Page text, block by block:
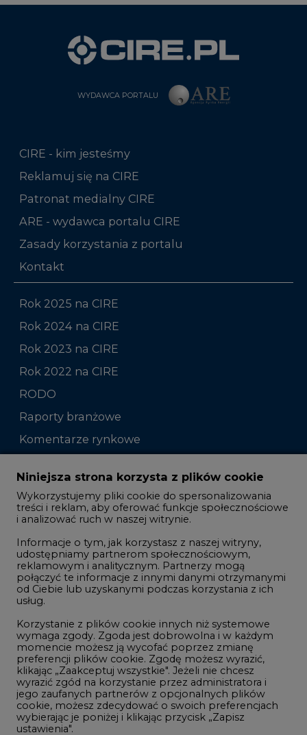
WYDAWCA PORTALU
CIRE - kim jesteśmy
Reklamuj się na CIRE
Patronat medialny CIRE
ARE - wydawca portalu CIRE
Zasady korzystania z portalu
Kontakt
Rok 2025 na CIRE
Rok 2024 na CIRE
Rok 2023 na CIRE
Rok 2022 na CIRE
RODO
Raporty branżowe
Komentarze rynkowe
Zmiany kadrowe na rynku
Studio CIRE
Rozmowy o energetyce
Gospodarka
Geopolityka
LTE450
Innowacje i AI
Telekomunikacja i IT
Handel emisjami CO2
Wodór
Górnictwo
Niniejsza strona korzysta z plików cookie
Wykorzystujemy pliki cookie do spersonalizowania
treści i reklam, aby oferować funkcje społecznościowe
i analizować ruch w naszej witrynie.
Informacje o tym, jak korzystasz z naszej witryny,
udostępniamy partnerom społecznościowym,
reklamowym i analitycznym. Partnerzy mogą
połączyć te informacje z innymi danymi otrzymanymi
od Ciebie lub uzyskanymi podczas korzystania z ich
usług.
Korzystanie z plików cookie innych niż systemowe
wymaga zgody. Zgoda jest dobrowolna i w każdym
momencie możesz ją wycofać poprzez zmianę
preferencji plików cookie. Zgodę możesz wyrazić,
klikając „Zaakceptuj wszystkie". Jeżeli nie chcesz
wyrazić zgód na korzystanie przez administratora i
jego zaufanych partnerów z opcjonalnych plików
cookie, możesz zdecydować o swoich preferencjach
wybierając je poniżej i klikając przycisk „Zapisz
ustawienia".